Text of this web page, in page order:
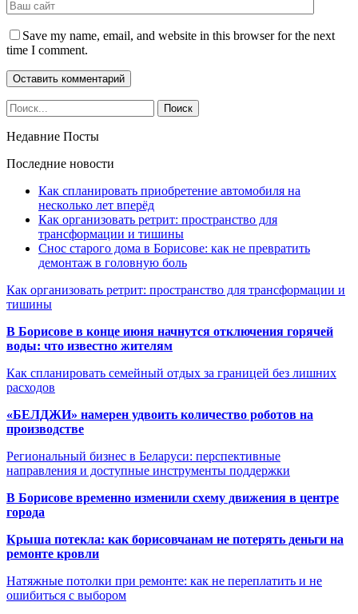
Save my name, email, and website in this browser for the next
time I comment.
Недавние Посты
Последние новости
Как спланировать приобретение автомобиля на
несколько лет вперёд
Как организовать ретрит: пространство для
трансформации и тишины
Снос старого дома в Борисове: как не превратить
демонтаж в головную боль
Как организовать ретрит: пространство для трансформации и
тишины
В Борисове в конце июня начнутся отключения горячей
воды: что известно жителям
Как спланировать семейный отдых за границей без лишних
расходов
«БЕЛДЖИ» намерен удвоить количество роботов на
производстве
Региональный бизнес в Беларуси: перспективные
направления и доступные инструменты поддержки
В Борисове временно изменили схему движения в центре
города
Крыша потекла: как борисовчанам не потерять деньги на
ремонте кровли
Натяжные потолки при ремонте: как не переплатить и не
ошибиться с выбором